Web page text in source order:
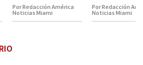
Por Redacción América
Noticias Miami
Por Redacción
Noticias Miami